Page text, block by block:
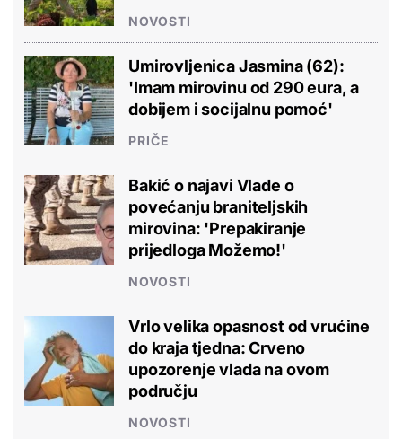
NOVOSTI
Umirovljenica Jasmina (62):
'Imam mirovinu od 290 eura, a
dobijem i socijalnu pomoć'
PRIČE
Bakić o najavi Vlade o
povećanju braniteljskih
mirovina: 'Prepakiranje
prijedloga Možemo!'
NOVOSTI
Vrlo velika opasnost od vrućine
do kraja tjedna: Crveno
upozorenje vlada na ovom
području
NOVOSTI